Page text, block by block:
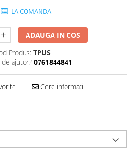
LA COMANDA
ADAUGA IN COS
Produs: TPUS
de ajutor? 0761844841
Cere informatii